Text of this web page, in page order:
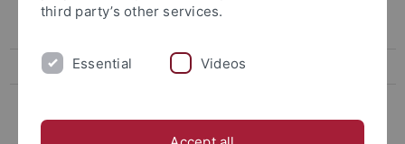
Beteiligte
third party’s other services.
Essential Videos